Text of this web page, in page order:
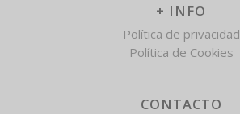
+ INFO
Política de privacidad
Política de Cookies
CONTACTO